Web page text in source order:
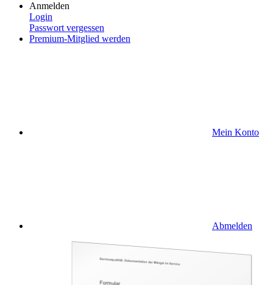
Anmelden
Login
Passwort vergessen
Premium-Mitglied werden
Mein Konto
Abmelden